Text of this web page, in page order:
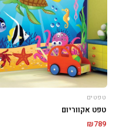
טפטים
טפט אקווריום
₪789